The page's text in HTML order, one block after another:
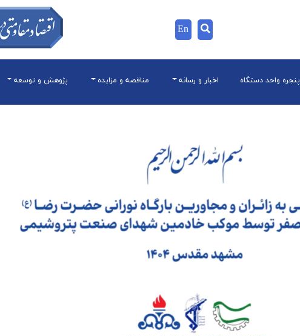
En
پنجره واحد دستگاه اخبار و رسانه مناقصه و مزایده پژوهش و توسعه